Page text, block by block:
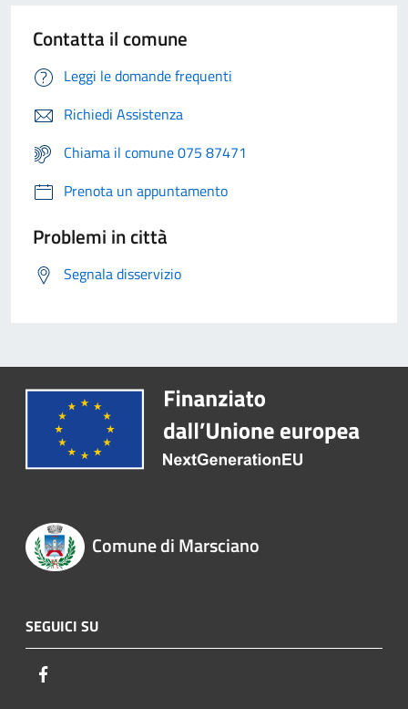
Contatta il comune
Leggi le domande frequenti
Richiedi Assistenza
Chiama il comune 075 87471
Prenota un appuntamento
Problemi in città
Segnala disservizio
Comune di Marsciano
SEGUICI SU